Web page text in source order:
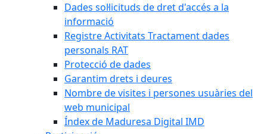
Dades sol·licituds de dret d'accés a la
informació
Registre Activitats Tractament dades
personals RAT
Protecció de dades
Garantim drets i deures
Nombre de visites i persones usuàries del
web municipal
Índex de Maduresa Digital IMD